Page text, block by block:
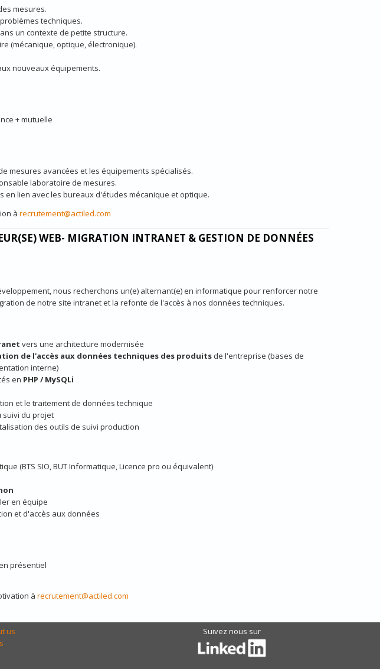
mesures.
techniques.
un contexte de petite structure.
(mécanique, optique, électronique).
nouveaux équipements.
+ mutuelle
mesures avancées et les équipements spécialisés.
laboratoire de mesures.
lien avec les bureaux d'études mécanique et optique.
à recrutement@actiled.com
WEB- MIGRATION INTRANET & GESTION DE DONNÉES
nous recherchons un(e) alternant(e) en informatique pour renforcer notre
de notre site intranet et la refonte de l'accès à nos données techniques.
vers une architecture modernisée
de l'accès aux données techniques des produitsde l'entreprise (bases de
interne)
en PHP / MySQLi
et le traitement de données technique
suivi du projet
des outils de suivi production
(BTS SIO, BUT Informatique, Licence pro ou équivalent)
en équipe
et d'accès aux données
présentiel
à recrutement@actiled.com
us
Suivez nous sur